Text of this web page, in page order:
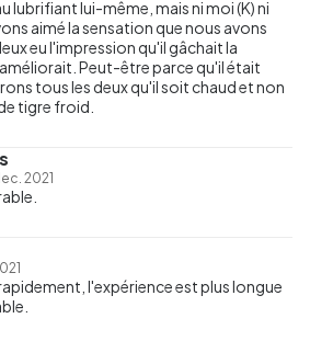
lubrifiant lui-même, mais ni moi (K) ni
aimé la sensation que nous avons
eu l'impression qu'il gâchait la
Peut-être parce qu'il était
tous les deux qu'il soit chaud et non
tigre froid.
2021
l'expérience est plus longue